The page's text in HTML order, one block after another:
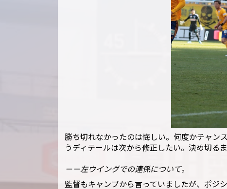
勝ち切れなかったのは悔しい。何度かチャン
うディテールは次から修正したい。決め切る
－－左ウイングでの連係について。
監督もキャンプから言っていましたが、ポジ